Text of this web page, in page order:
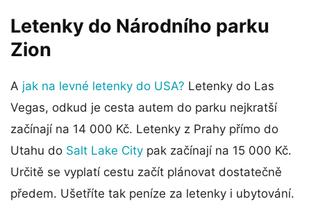
Letenky do Národního parku
Zion
A jak na levné letenky do USA? Letenky do Las
Vegas, odkud je cesta autem do parku nejkratší
začínají na 14 000 Kč. Letenky z Prahy přímo do
Utahu do Salt Lake City pak začínají na 15 000 Kč.
Určitě se vyplatí cestu začít plánovat dostatečně
předem. Ušetříte tak peníze za letenky i ubytování.